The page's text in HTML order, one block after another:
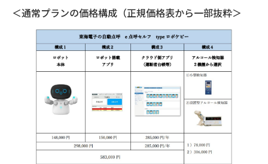
＜通常プランの価格構成（正規価格表から一部抜粋＞